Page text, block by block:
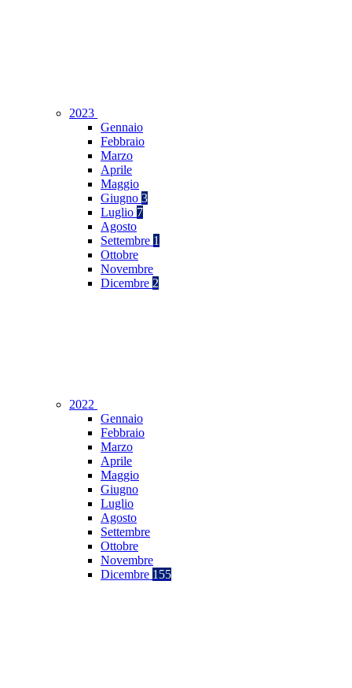
2023
Gennaio
Febbraio
Marzo
Aprile
Maggio
Giugno 3
Luglio 7
Agosto
Settembre 1
Ottobre
Novembre
Dicembre 2
2022
Gennaio
Febbraio
Marzo
Aprile
Maggio
Giugno
Luglio
Agosto
Settembre
Ottobre
Novembre
Dicembre 155